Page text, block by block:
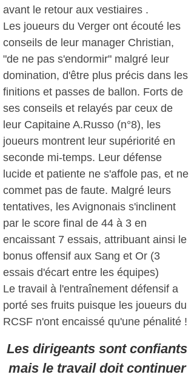
avant le retour aux vestiaires .
Les joueurs du Verger ont écouté les
conseils de leur manager Christian,
"de ne pas s'endormir" malgré leur
domination, d'être plus précis dans les
finitions et passes de ballon. Forts de
ses conseils et relayés par ceux de
leur Capitaine A.Russo (n°8), les
joueurs montrent leur supériorité en
seconde mi-temps. Leur défense
lucide et patiente ne s'affole pas, et ne
commet pas de faute. Malgré leurs
tentatives, les Avignonais s'inclinent
par le score final de 44 à 3 en
encaissant 7 essais, attribuant ainsi le
bonus offensif aux Sang et Or (3
essais d'écart entre les équipes)
Le travail à l'entraînement défensif a
porté ses fruits puisque les joueurs du
RCSF n'ont encaissé qu'une pénalité !
Les dirigeants sont confiants
mais le travail doit continuer